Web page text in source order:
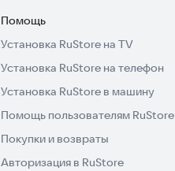
Помощь
Установка RuStore на TV
Установка RuStore на телефон
Установка RuStore в машину
Помощь пользователям RuStore
Покупки и возвраты
Авторизация в RuStore